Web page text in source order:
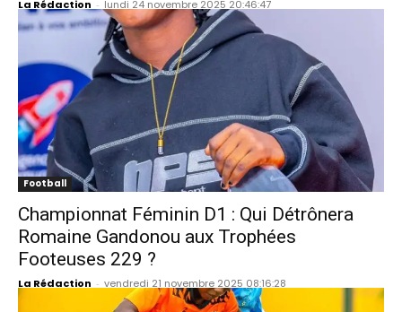
La Rédaction - lundi 24 novembre 2025 20:46:47
Football
Championnat Féminin D1 : Qui Détrônera
Romaine Gandonou aux Trophées
Footeuses 229 ?
La Rédaction - vendredi 21 novembre 2025 08:16:28